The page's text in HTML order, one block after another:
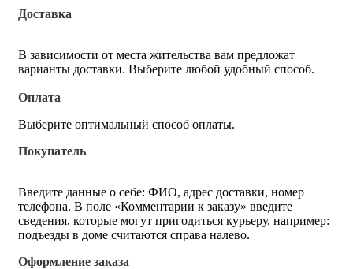
Доставка
В зависимости от места жительства вам предложат
варианты доставки. Выберите любой удобный способ.
Оплата
Выберите оптимальный способ оплаты.
Покупатель
Введите данные о себе: ФИО, адрес доставки, номер
телефона. В поле «Комментарии к заказу» введите
сведения, которые могут пригодиться курьеру, например:
подъезды в доме считаются справа налево.
Оформление заказа